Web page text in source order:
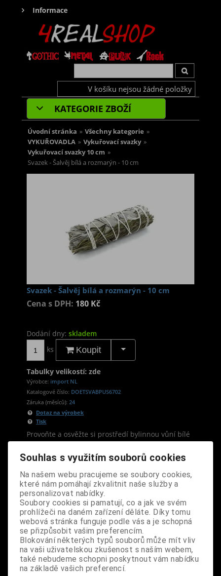
Informace
V košíku nejsou žádné položky
KATEGORIE ZBOŽÍ
Úvodní stránka » Všechny kategorie »
VYKUŘOVADLA » Vykuřovací svazky »
Vykuřovací svazky 10 cm »
Svazek - Šalvěj bílá a rozmarýn - 10 cm
Svazek - Šalvěj bílá a rozmarýn - 10 cm
Cena s DPH: 180 Kč
Dodání dny: skladem
ks
Koupit
Tabulky velikostí: zde
Výrobce: import NL
Katalogové číslo: DOETSVABPUS6702
Záruka (měsíců): 24
Dotaz na výrobek
Tisk
Provoňte a osvěžte si prostředí bylinnou vůní bílé
pro uvolnění, relaxaci a chvíle klidu.
složení: přírodní sušené listy a stonky, provázek
popis: bílá šalvěj je jednou z nejposvátnějších
bylin původem z jihozápadu Spojených států a
severozápadního Mexika, tradičně používaná pro
očistné a ochranné rituály, používá se k potlačení
negativní energie, posílení energie pozitivní, pro
uvolnění mysli, relaxaci a odpočinku, při
vykuřování velmi rychle očistí a vydezinfikuje
Souhlas s využitím souborů cookies
Na našem webu pracujeme se soubory cookies,
které nám pomáhají zkvalitnit naše služby a
personalizovat nabídky.
Soubory cookies si pamatují, co a jak ve svém
prohlížeči na daném zařízení děláte. Díky tomu
webová stránka funguje podle vás a je schopná
se přizpůsobit vašim preferencím.
Blokování některých typů souborů může mít vliv
na vaši uživatelskou zkušenost s naším webem,
také nebudeme schopni poskytnout vám nabídku
na základě vašich preferencí.